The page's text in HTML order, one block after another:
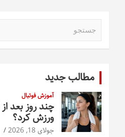
مطالب جدید
آموزش فوتبال
چند روز بعد
ورزش کرد؟
جولای 18, 2026